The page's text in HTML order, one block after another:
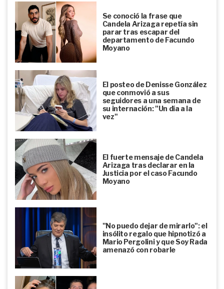
Se conoció la frase que
Candela Arizaga repetía sin
parar tras escapar del
departamento de Facundo
Moyano
El posteo de Denisse González
que conmovió a sus
seguidores a una semana de
su internación: "Un día a la
vez"
El fuerte mensaje de Candela
Arizaga tras declarar en la
Justicia por el caso Facundo
Moyano
"No puedo dejar de mirarlo": el
insólito regalo que hipnotizó a
Mario Pergolini y que Soy Rada
amenazó con robarle